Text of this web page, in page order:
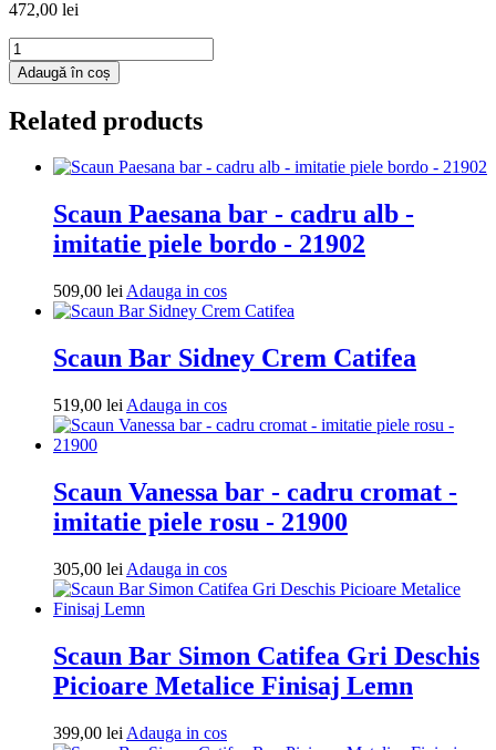
472,00 lei
Cantitate
Scaun
Paesana
-
natur
imitatie
Adaugă în coș
Related products
Scaun Paesana bar - cadru alb -
imitatie piele bordo - 21902
509,00 lei Adauga in cosAdauga
in
Scaun Bar Sidney Crem Catifea
519,00 lei Adauga in cosAdauga
in
Scaun Vanessa bar - cadru cromat -
imitatie piele rosu - 21900
305,00 lei Adauga in cosAdauga
in
Scaun Bar Simon Catifea Gri Deschis
Picioare Metalice Finisaj Lemn
399,00 lei Adauga in cosAdauga